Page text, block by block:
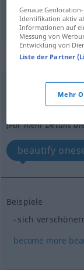
verschönern
Übersicht
(Für mehr Details
Beispiele
sich
become more
Genaue
Identifikation aktiv
Informationen auf
Messung von
Entwicklung von
Liste der Partner
Mehr